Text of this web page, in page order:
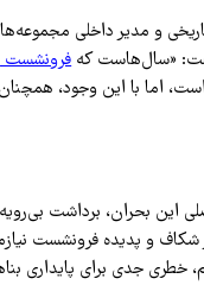
و مدیر داخلی
«سال‌هاست کهفرونشست
اما با این وجود،
بحران، برداشت
شکاف و پدیده فرونشست
خطری جدی برای پایداری